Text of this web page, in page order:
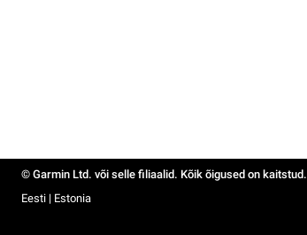
© Garmin Ltd. või selle filiaalid. Kõik õigused on kaitstud.
Eesti | Estonia